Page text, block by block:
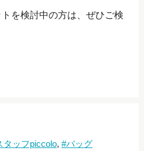
を検討中の方は、ぜひご検
タッフpiccolo バッグ